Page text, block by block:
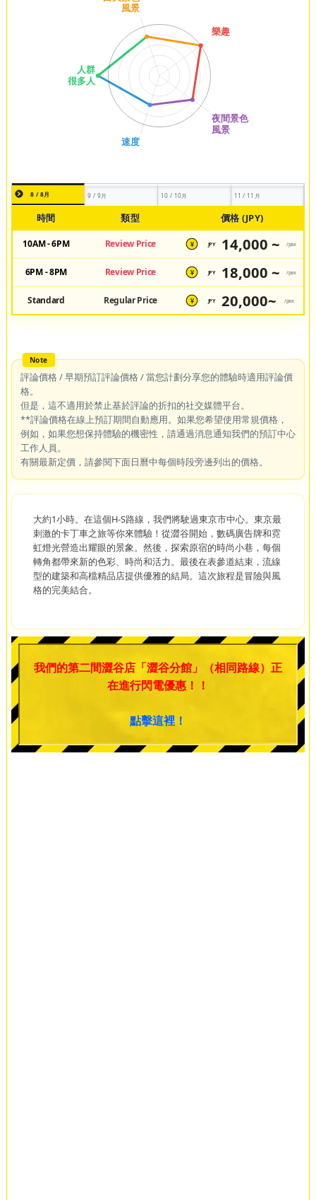
8 / 8月 9 / 9月 10 / 10月 11 / 11月
時間 類型 價格 (JPY)
10AM - 6PM Review Price ¥ JPY 14,000 ~ /pax
6PM - 8PM Review Price ¥ JPY 18,000 ~ /pax
Standard Regular Price ¥ JPY 20,000~ /pax
評論價格 / 早期預訂評論價格 / 當您計劃分享您的體驗時適用評論價
格。
但是，這不適用於禁止基於評論的折扣的社交媒體平台。
**評論價格在線上預訂期間自動應用。如果您希望使用常規價格，
例如，如果您想保持體驗的機密性，請通過消息通知我們的預訂中心
工作人員。
有關最新定價，請參閱下面日曆中每個時段旁邊列出的價格。
大約1小時。在這個H-S路線，我們將駛過東京市中心。東京最
刺激的卡丁車之旅等你來體驗！從澀谷開始，數碼廣告牌和霓
虹燈光營造出耀眼的景象。然後，探索原宿的時尚小巷，每個
轉角都帶來新的色彩、時尚和活力。最後在表參道結束，流線
型的建築和高檔精品店提供優雅的結局。這次旅程是冒險與風
格的完美結合。
我們的第二間澀谷店「澀谷分館」（相同路線）正
在進行閃電優惠！！
點擊這裡！